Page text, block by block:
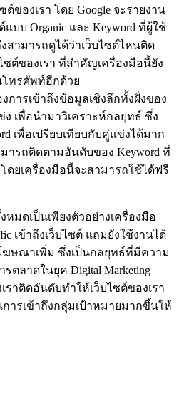
ของเรา โดย Google จะรายงาน
บบ Organic และ Keyword ที่ผู้ใช้
สามารถดูได้ว่าเว็บไซต์ไหนติด
ซต์ของเรา ที่สำคัญเครื่องมือนี้ยัง
โทรศัพท์อีกด้วย
การเข้าถึงข้อมูลเชิงลึกทั้งฝั่งของ
ง เพื่อนำมาวิเคราะห์กลยุทธ์ ซึ่ง
เพื่อเปรียบเทียบกับคู่แข่งได้มาก
ารถติดตามอันดับของ Keyword ที่
ดยเครื่องมือนี้จะสามารถใช้ได้ฟรี
มดเป็นเพียงตัวอย่างเครื่องมือ
เข้าถึงเว็บไซต์ แถมยังใช้งานได้
ฆษณาเพิ่ม ซึ่งเป็นกลยุทธ์ที่มีความ
ตลาดในยุค Digital Marketing
ราติดอันดับทำให้เว็บไซต์ของเรา
ารเข้าถึงกลุ่มเป้าหมายมากขึ้นให้